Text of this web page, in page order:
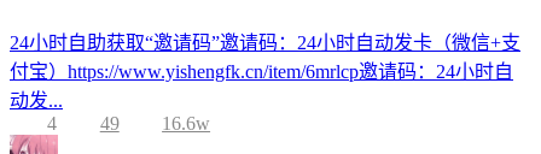
24小时自助获取“邀请码”邀请码：24小时自动发卡（微信+支
付宝）https://www.yishengfk.cn/item/6mrlcp邀请码：24小时自
动发...
4
49 16.6w